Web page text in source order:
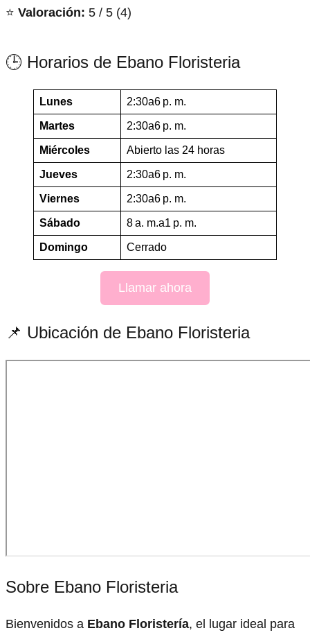
⭐ Valoración: 5 / 5 (4)
🕒 Horarios de Ebano Floristeria
Lunes 2:30a6 p. m.
Martes 2:30a6 p. m.
Miércoles Abierto las 24 horas
Jueves 2:30a6 p. m.
Viernes 2:30a6 p. m.
Sábado 8 a. m.a1 p. m.
Domingo Cerrado
Llamar ahora
📌 Ubicación de Ebano Floristeria
Sobre Ebano Floristeria
Bienvenidos a Ebano Floristería, el lugar ideal para